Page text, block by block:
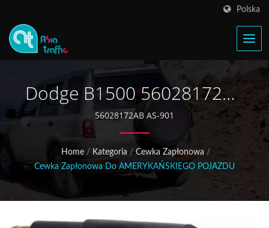
Polska
Dodge B1500 56028172AB
Cewka Zapłonowa
56028172AB AS-901
Home / Kategoria / Cewka Zapłonowa /
Cewka Zapłonowa Do AMERYKAŃSKIEGO POJAZDU